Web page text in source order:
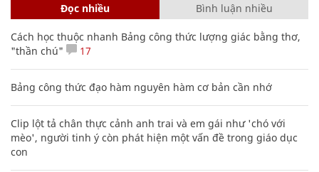
Đọc nhiều Bình luận nhiều
Cách học thuộc nhanh Bảng công thức lượng giác bằng thơ,
"thần chú"
17
Bảng công thức đạo hàm nguyên hàm cơ bản cần nhớ
Clip lột tả chân thực cảnh anh trai và em gái như 'chó với
mèo', người tinh ý còn phát hiện một vấn đề trong giáo dục
con